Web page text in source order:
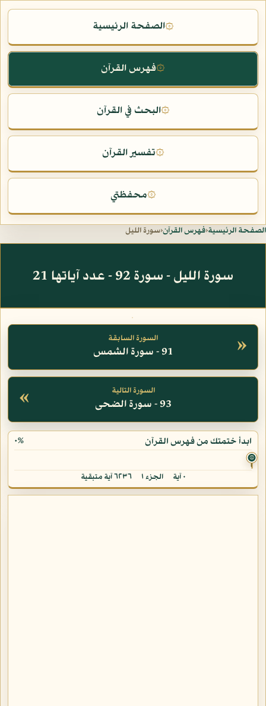
۞الصفحة الرئيسية
۞فهرس القرآن
۞البحث في القرآن
۞تفسير القرآن
۞محفظتي
الصفحة الرئيسية‹فهرس القرآن‹سورة الليل
سورة الليل - سورة 92 - عدد آياتها 21
» السورة السابقة
91 - سورة الشمس
« السورة التالية
93 - سورة الضحى
ابدأ ختمتك من فهرس القرآن ٠%
۞
٠ آية الجزء ١ ٦٢٣٦ آية متبقية